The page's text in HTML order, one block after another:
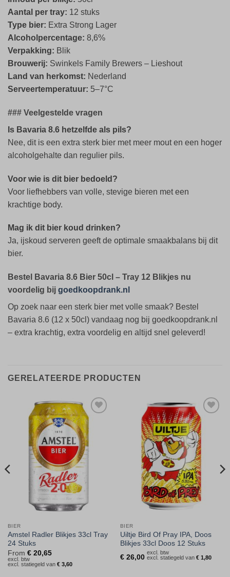
Aantal per tray: 12 stuks
Type bier: Extra Strong Lager
Alcoholpercentage: 8,6%
Verpakking: Blik
Brouwerij: Swinkels Family Brewers – Lieshout
Land van herkomst: Nederland
Serveertemperatuur: 5–7°C
### Veelgestelde vragen
Is Bavaria 8.6 hetzelfde als pils?
Nee, dit is een extra sterk bier met meer mout en een hoger
alcoholgehalte dan regulier pils.
Voor wie is dit bier bedoeld?
Voor liefhebbers van volle, stevige bieren met een
krachtige body.
Mag ik dit bier koud drinken?
Ja, ijskoud serveren geeft de optimale smaakbalans bij dit
bier.
Bestel Bavaria 8.6 Bier 50cl – Tray 12 Blikjes nu
voordelig bij goedkoopdrank.nl
Op zoek naar een sterk bier met volle smaak? Bestel
Bavaria 8.6 (12 x 50cl) vandaag nog bij goedkoopdrank.nl
– extra krachtig, extra voordelig en altijd snel geleverd!
GERELATEERDE PRODUCTEN
Toevoegen
aan
verlanglijst
BIER
Amstel Radler Blikjes 33cl Tray
24 Stuks
From €20,65
excl. btw
excl. statiegeld van €3,60
Toevoegen
aan
verlanglijst
BIER
Uiltje Bird Of Pray IPA, Doos
Blikjes 33cl Doos 12 Stuks
€26,00
excl. btw
excl. statiegeld van €1,80